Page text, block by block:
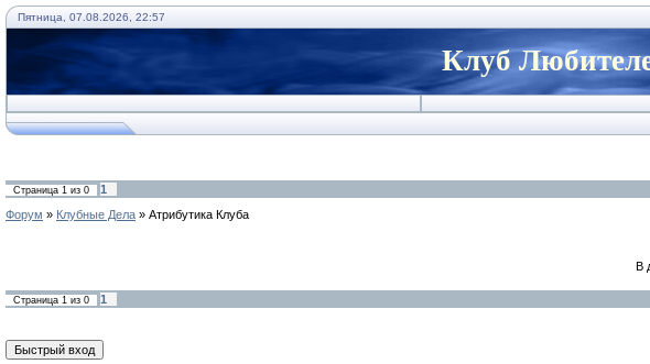
Пятница, 07.08.2026, 22:57
Клуб
Страница 1 из 0
1
Форум » Клубные Дела » Атрибутика Клуба
В
Страница 1 из 0
1